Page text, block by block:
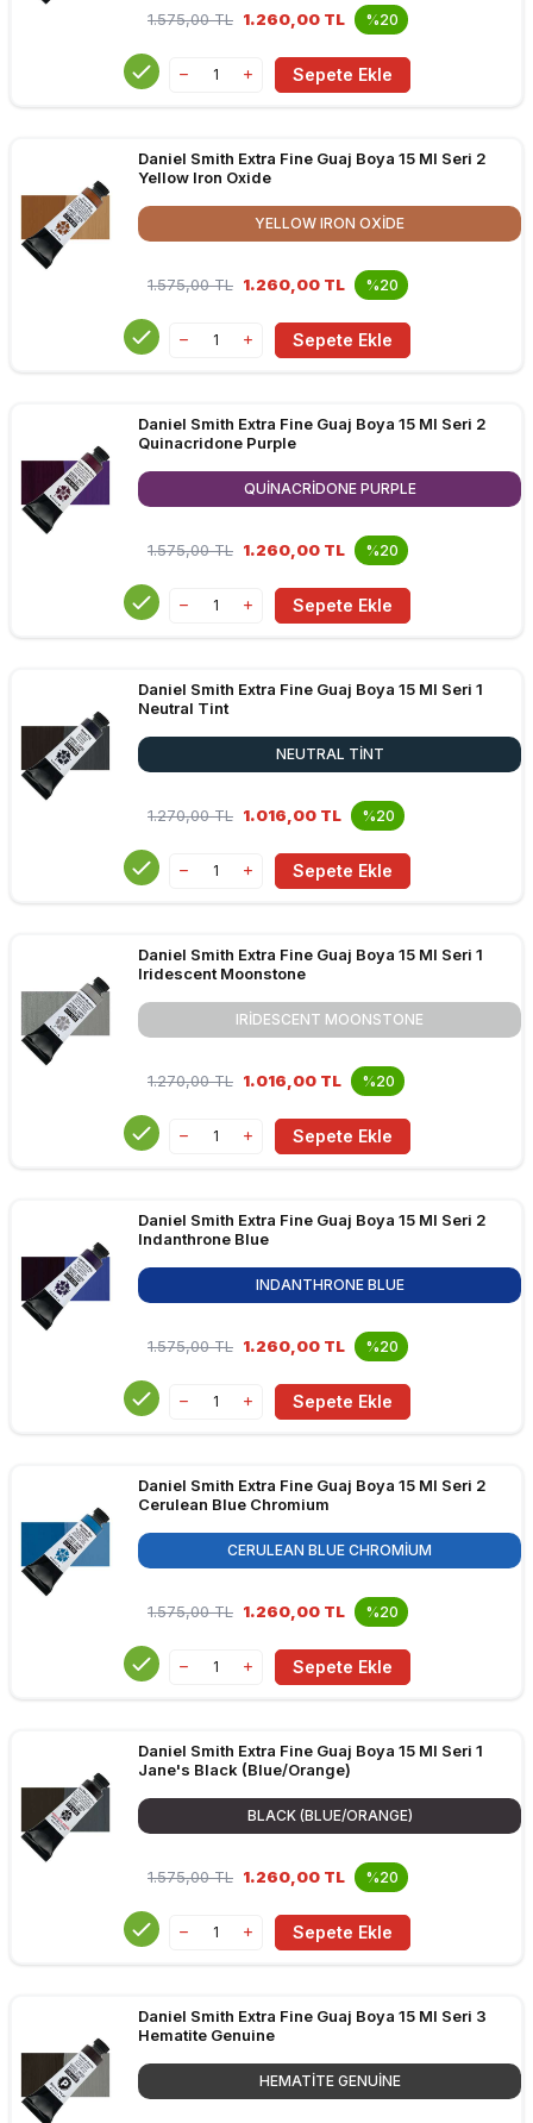
1.575,00TL 1.260,00 TL %20
Sepete Ekle
Daniel Smith Extra Fine Guaj Boya 15 Ml Seri 2
Yellow Iron Oxide
YELLOW IRON OXIDE
1.575,00TL 1.260,00 TL %20
Sepete Ekle
Daniel Smith Extra Fine Guaj Boya 15 Ml Seri 2
Quinacridone Purple
QUINACRIDONE PURPLE
1.575,00TL 1.260,00 TL %20
Sepete Ekle
Daniel Smith Extra Fine Guaj Boya 15 Ml Seri 1
Neutral Tint
NEUTRAL TINT
1.270,00TL 1.016,00 TL %20
Sepete Ekle
Daniel Smith Extra Fine Guaj Boya 15 Ml Seri 1
Iridescent Moonstone
IRIDESCENT MOONSTONE
1.270,00TL 1.016,00 TL %20
Sepete Ekle
Daniel Smith Extra Fine Guaj Boya 15 Ml Seri 2
Indanthrone Blue
INDANTHRONE BLUE
1.575,00TL 1.260,00 TL %20
Sepete Ekle
Daniel Smith Extra Fine Guaj Boya 15 Ml Seri 2
Cerulean Blue Chromium
CERULEAN BLUE CHROMIUM
1.575,00TL 1.260,00 TL %20
Sepete Ekle
Daniel Smith Extra Fine Guaj Boya 15 Ml Seri 1
Jane's Black (Blue/Orange)
BLACK (BLUE/ORANGE)
1.575,00TL 1.260,00 TL %20
Sepete Ekle
Daniel Smith Extra Fine Guaj Boya 15 Ml Seri 3
Hematite Genuine
HEMATITE GENUINE